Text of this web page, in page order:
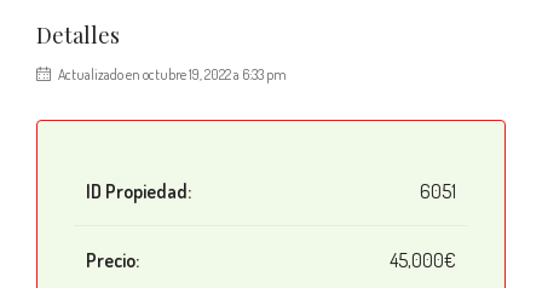
Detalles
Actualizado en octubre 19, 2022 a 6:33 pm
ID Propiedad: 6051
Precio: 45,000€